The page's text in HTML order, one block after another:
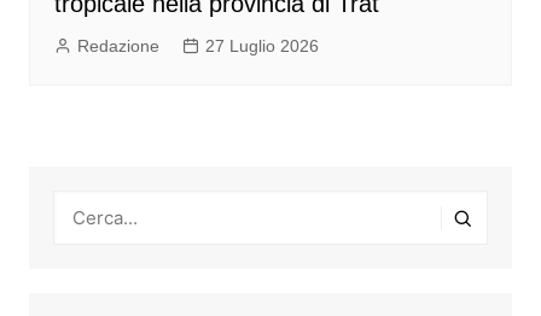
Redazione 27 Luglio 2026